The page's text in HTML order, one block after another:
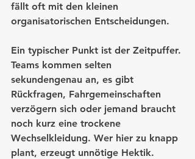
fällt oft mit den kleinen
organisatorischen Entscheidungen.
Ein typischer Punkt ist der Zeitpuffer.
Teams kommen selten
sekundengenau an, es gibt
Rückfragen, Fahrgemeinschaften
verzögern sich oder jemand braucht
noch kurz eine trockene
Wechselkleidung. Wer hier zu knapp
plant, erzeugt unnötige Hektik.